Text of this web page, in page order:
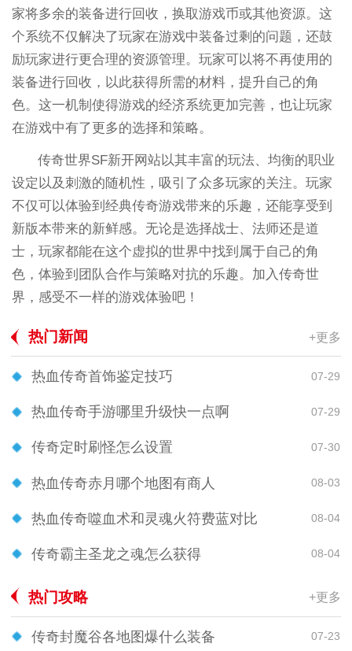
家将多余的装备进行回收，换取游戏币或其他资源。这
个系统不仅解决了玩家在游戏中装备过剩的问题，还鼓
励玩家进行更合理的资源管理。玩家可以将不再使用的
装备进行回收，以此获得所需的材料，提升自己的角
色。这一机制使得游戏的经济系统更加完善，也让玩家
在游戏中有了更多的选择和策略。
传奇世界SF新开网站以其丰富的玩法、均衡的职业
设定以及刺激的随机性，吸引了众多玩家的关注。玩家
不仅可以体验到经典传奇游戏带来的乐趣，还能享受到
新版本带来的新鲜感。无论是选择战士、法师还是道
士，玩家都能在这个虚拟的世界中找到属于自己的角
色，体验到团队合作与策略对抗的乐趣。加入传奇世
界，感受不一样的游戏体验吧！
热门新闻 +更多
热血传奇首饰鉴定技巧 07-29
热血传奇手游哪里升级快一点啊 07-29
传奇定时刷怪怎么设置 07-30
热血传奇赤月哪个地图有商人 08-03
热血传奇噬血术和灵魂火符费蓝对比 08-04
传奇霸主圣龙之魂怎么获得 08-04
热门攻略 +更多
传奇封魔谷各地图爆什么装备 07-23